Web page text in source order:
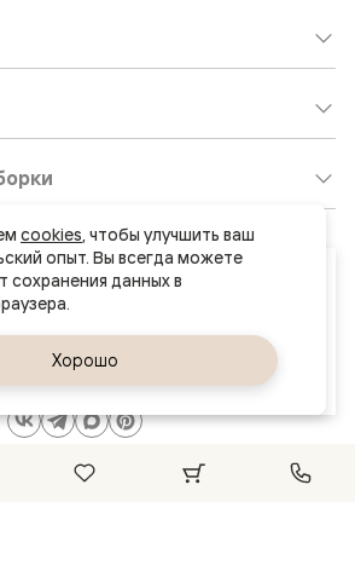
Ваш город
Тюмень
Клиентский центр: 8 800 511 30 95
Почта по общим вопросам:
8800@volhovez.natm.ru
Обратный звонок
офертой
cookies, чтобы улучшить ваш
опыт. Вы всегда можете
сохранения данных в
Хорошо